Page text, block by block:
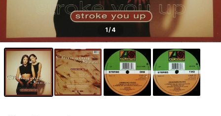
1/4